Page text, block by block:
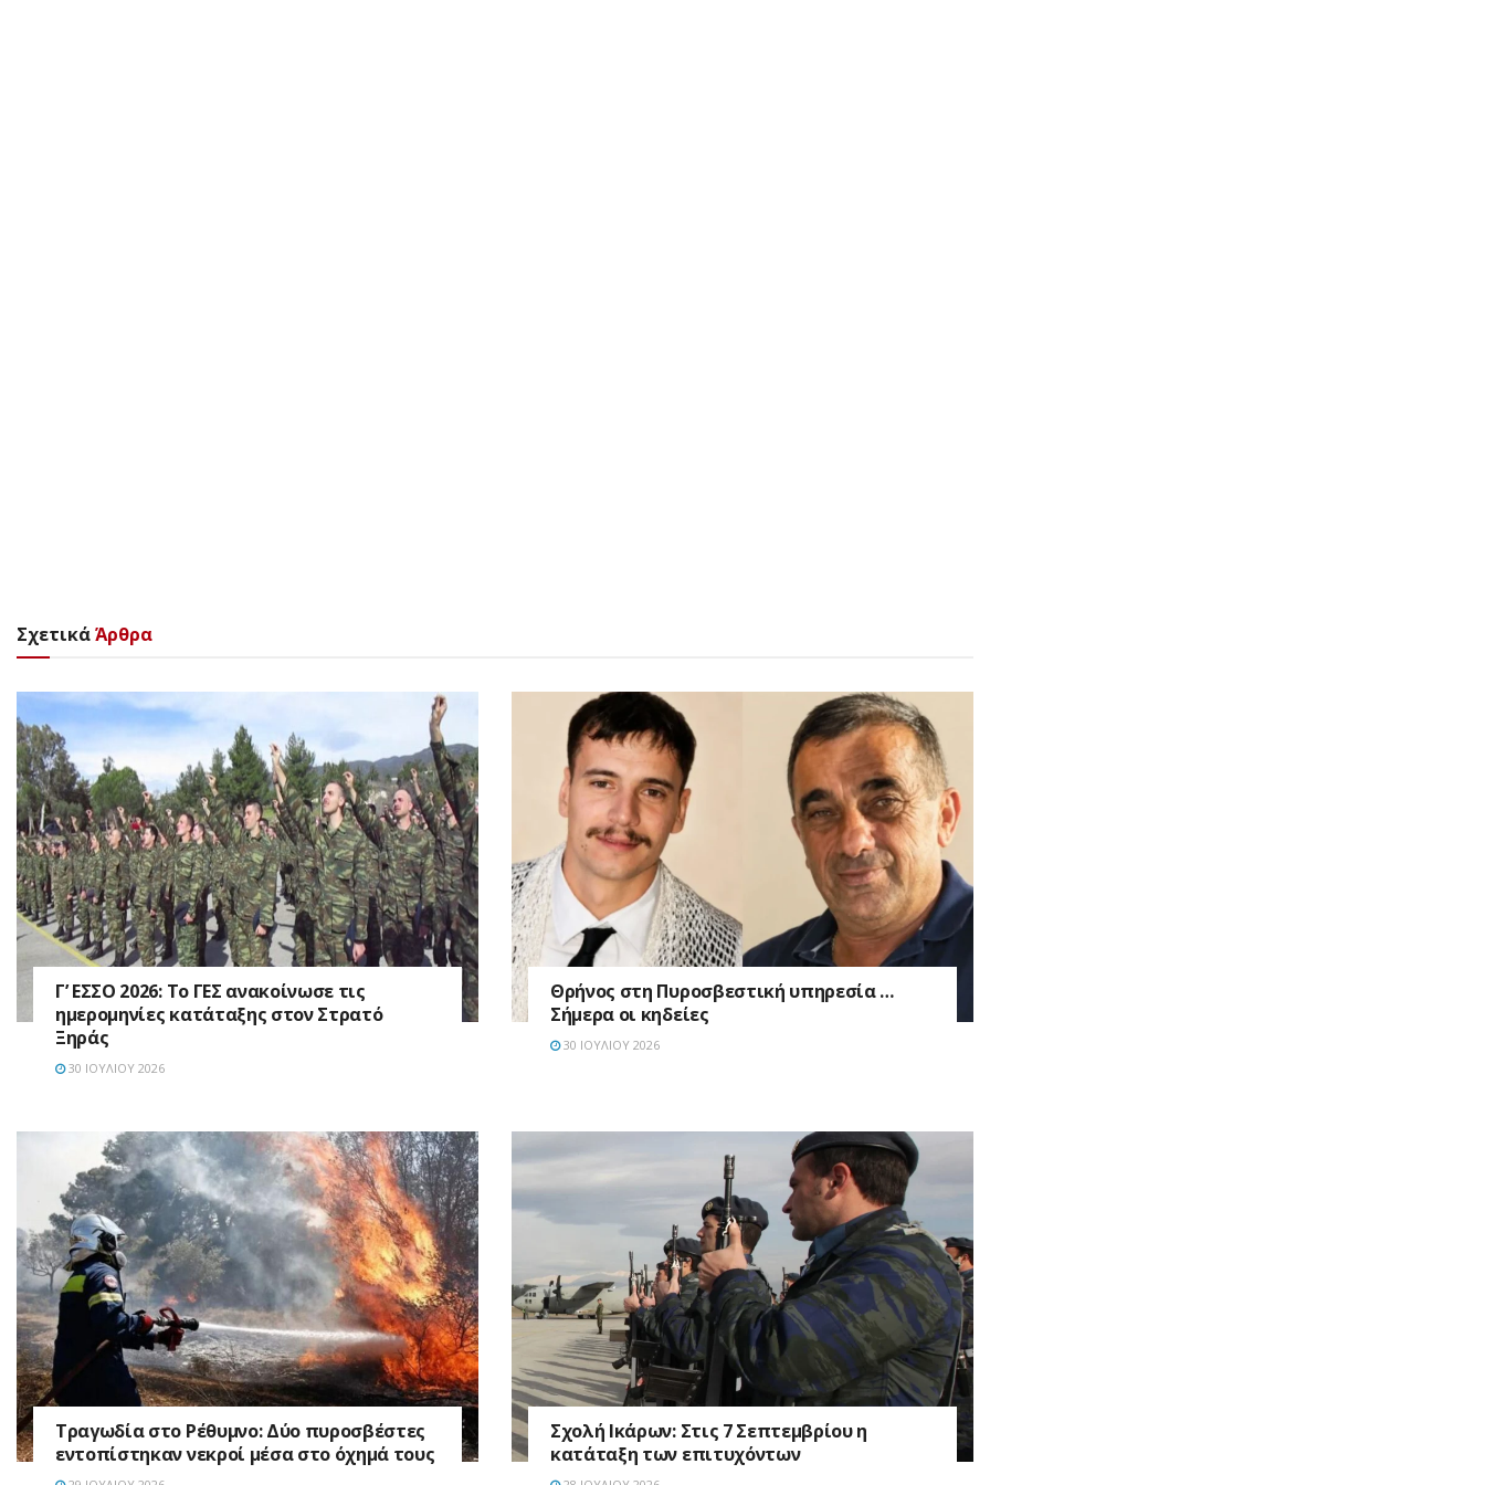
ΣχετικάΆρθρα
Γ’ ΕΣΣΟ 2026: Το ΓΕΣ ανακοίνωσε τις
ημερομηνίες κατάταξης στον Στρατό
Ξηράς
30 ΙΟΥΛΊΟΥ 2026
Θρήνος στη Πυροσβεστική υπηρεσία …
Σήμερα οι κηδείες
30 ΙΟΥΛΊΟΥ 2026
Τραγωδία στο Ρέθυμνο: Δύο πυροσβέστες
εντοπίστηκαν νεκροί μέσα στο όχημά τους
Σχολή Ικάρων: Στις 7 Σεπτεμβρίου η
κατάταξη των επιτυχόντων